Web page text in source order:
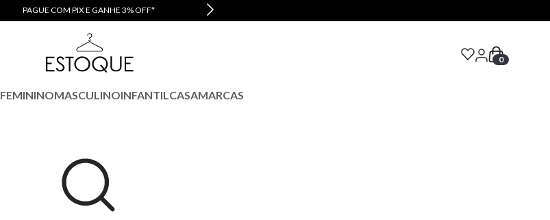
PAGUE COM PIX E GANHE 3% OFF*
0
FEMININOMASCULINOINFANTILCASAMARCAS